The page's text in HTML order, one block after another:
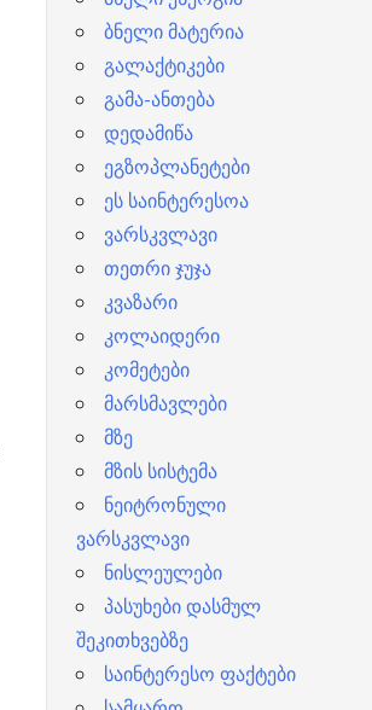
ბნელი მატერია
გალაქტიკები
გამა-ანთება
დედამიწა
ეგზოპლანეტები
ეს საინტერესოა
ვარსკვლავი
თეთრი ჯუჯა
კვაზარი
კოლაიდერი
კომეტები
მარსმავლები
მზე
მზის სისტემა
ნეიტრონული
ვარსკვლავი
ნისლეულები
პასუხები დასმულ
შეკითხვებზე
საინტერესო ფაქტები